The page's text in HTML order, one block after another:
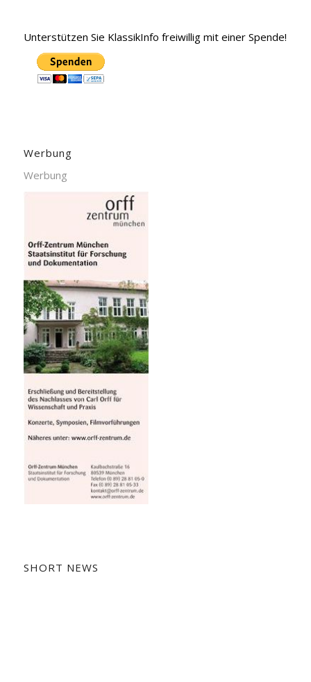
Unterstützen Sie KlassikInfo freiwillig mit einer Spende!
Werbung
Werbung
SHORT NEWS